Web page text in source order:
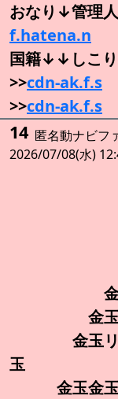
おなり↓管理
f.hatena.n
国籍↓↓しこ
>>cdn-ak.f.s
>>cdn-ak.f.s
14 匿名動ナビフ
2026/07/08(水)
金
金シ
金玉東
金玉金
金玉金玉
金玉コン
金玉リン.
玉
金玉金玉四